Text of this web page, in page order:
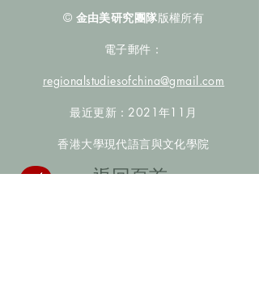
© 金由美研究團隊版權所有
電子郵件：
regionalstudiesofchina@gmail.com
最近更新：2021年11月
香港大學現代語言與文化學院
​返回頁首